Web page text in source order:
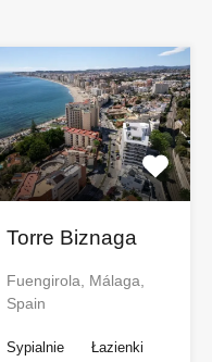
Torre Biznaga
Fuengirola, Málaga,
Spain
Sypialnie
Łazienki